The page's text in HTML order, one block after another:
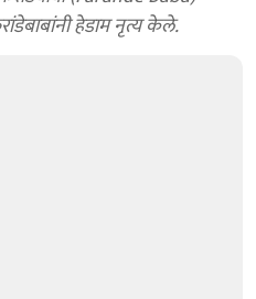
हेडाम नृत्य केले.